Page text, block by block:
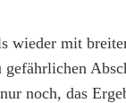
mit
gefährlichen
noch, das